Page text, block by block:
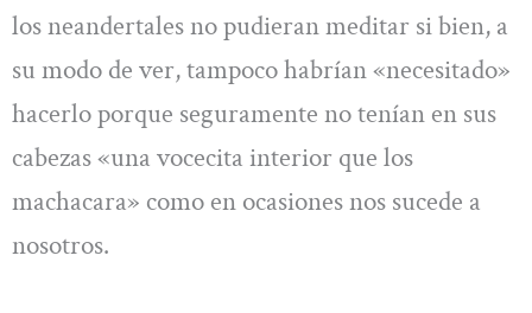
los neandertales no pudieran meditar si bien, a
su modo de ver, tampoco habrían «necesitado»
hacerlo porque seguramente no tenían en sus
cabezas «una vocecita interior que los
machacara» como en ocasiones nos sucede a
nosotros.